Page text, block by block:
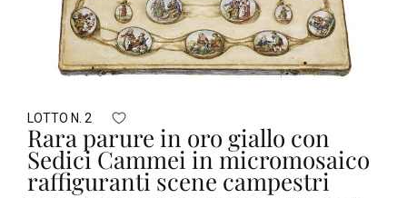
LOTTO N. 2
Rara parure in oro giallo con
Sedici Cammei in micromosaico
raffiguranti scene campestri